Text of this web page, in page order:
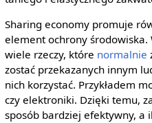
Sharing economy promuje
element ochrony środowiska.
wiele rzeczy, które normalnie
zostać przekazanych innym
nich korzystać. Przykładem
czy elektroniki. Dzięki temu,
sposób bardziej efektywny, a